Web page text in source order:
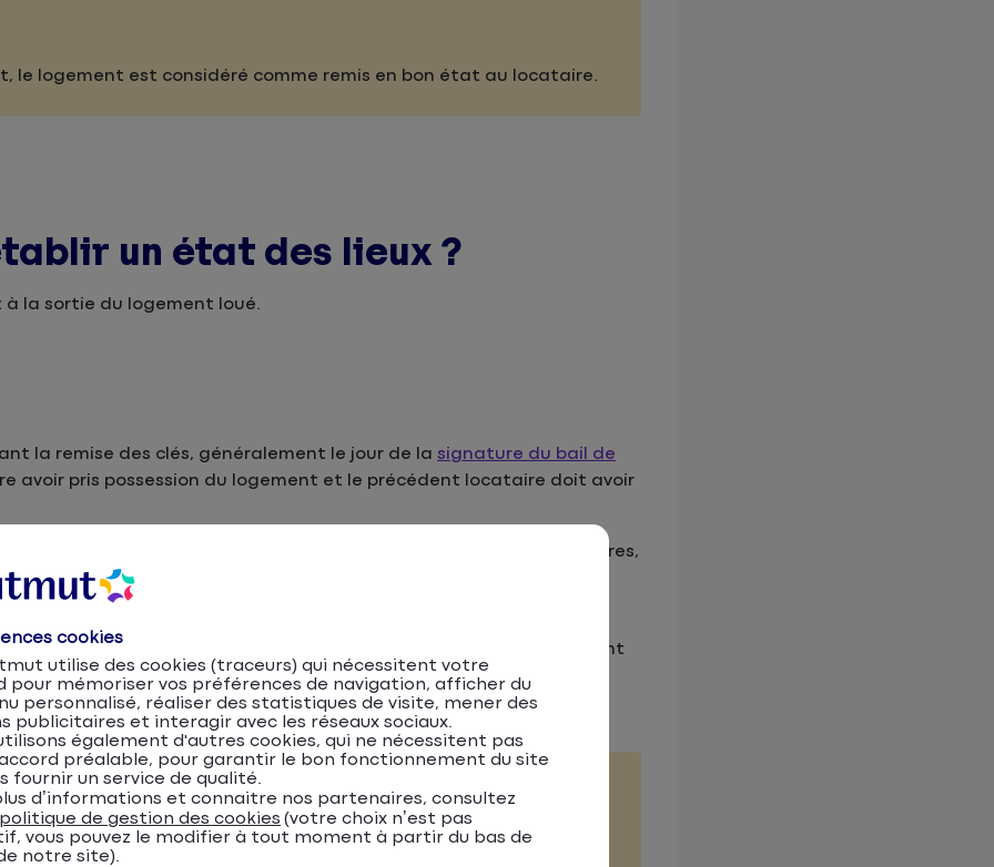
le logement est considéré comme remis en bon état au locataire.
un état des lieux ?
à la sortie du logement loué.
la remise des clés, généralement le jour de la signature du bail de
avoir pris possession du logement et le précédent locataire doit avoir
conditions de luminosité sont préférables. Sols, murs, plafonds, vitres,
: tout est passé au crible. Propriétaire et locataire doivent se
très précis à annoter dans le document.
les deux parties jusqu’à la fin du contrat de location. Ce document
l’arrivée du locataire et son départ.
afin de réduire les risques de litige au moment de l’
cookies
utilise des cookies (traceurs) qui nécessitent votre
pour mémoriser vos préférences de navigation, afficher du
personnalisé, réaliser des statistiques de visite, mener des
publicitaires et interagir avec les réseaux sociaux.
également d'autres cookies, qui ne nécessitent pas
préalable, pour garantir le bon fonctionnement du site
fournir un service de qualité.
d’informations et connaitre nos partenaires, consultez
politique de gestion des cookies (votre choix n’est pas
vous pouvez le modifier à tout moment à partir du bas de
notre site).